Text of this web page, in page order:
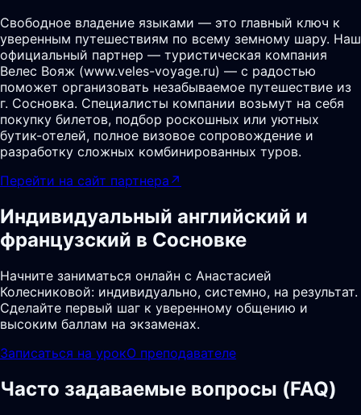
Свободное владение языками — это главный ключ к
уверенным путешествиям по всему земному шару. Наш
официальный партнер — туристическая компания
Велес Вояж (www.veles-voyage.ru) — с радостью
поможет организовать незабываемое путешествие из
г. Сосновка. Специалисты компании возьмут на себя
покупку билетов, подбор роскошных или уютных
бутик-отелей, полное визовое сопровождение и
разработку сложных комбинированных туров.
Перейти на сайт партнера ↗
Индивидуальный английский и
французский в Сосновке
Начните заниматься онлайн с Анастасией
Колесниковой: индивидуально, системно, на результат.
Сделайте первый шаг к уверенному общению и
высоким баллам на экзаменах.
Записаться на урокО преподавателе
Часто задаваемые вопросы (FAQ)